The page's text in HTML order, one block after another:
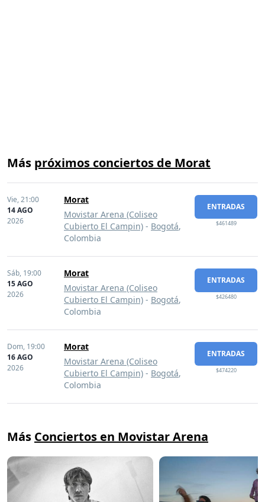
Más próximos conciertos de Morat
Vie,21:00
14 AGO
2026
Morat
Movistar Arena (Coliseo
Cubierto El Campin) - Bogotá,
Colombia
ENTRADAS
$461489
Sáb, 19:00
15 AGO
2026
Morat
Movistar Arena (Coliseo
Cubierto El Campin) - Bogotá,
Colombia
ENTRADAS
$426480
Dom, 19:00
16 AGO
2026
Morat
Movistar Arena (Coliseo
Cubierto El Campin) - Bogotá,
Colombia
ENTRADAS
$474220
Más Conciertos en Movistar Arena